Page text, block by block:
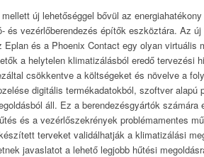
új lehetőséggel bővül az
és vezérlőberendezés építők eszköztára. Az új
és a Phoenix Contact egy olyan virtuális
a helytelen klimatizálásból eredő tervezési
csökkentve a költségeket és növelve a
digitális termékadatokból, szoftver alapú
áll. Ez a berendezésgyártók
és a vezérlőszekrények problémamentes
terveket validálhatják a klimatizálási
javaslatot a lehető legjobb hűtési